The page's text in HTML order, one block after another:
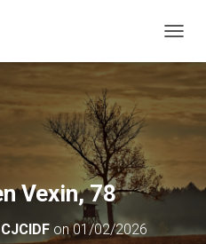
Vexin, 78
on01/02/2026